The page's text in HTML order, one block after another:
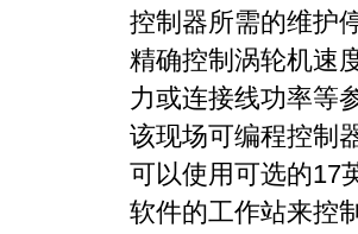
控制器所需的维护
精确控制涡轮机速
力或连接线功率等
该现场可编程控制
可以使用可选的17
软件的工作站来控